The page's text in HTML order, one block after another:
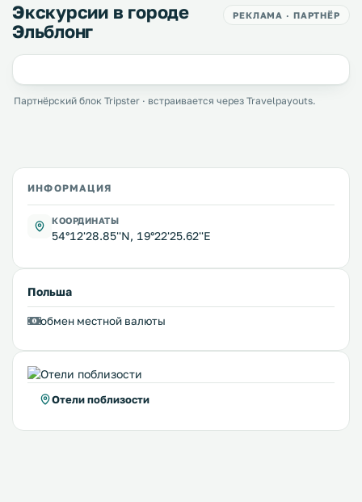
Экскурсии в городе
Эльблонг
РЕКЛАМА · ПАРТНЁР
Партнёрский блок Tripster · встраивается через Travelpayouts.
ИНФОРМАЦИЯ
КООРДИНАТЫ
54°12'28.85''N, 19°22'25.62''E
Польша
обмен местной валюты
Отели поблизости